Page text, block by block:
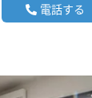
電話する